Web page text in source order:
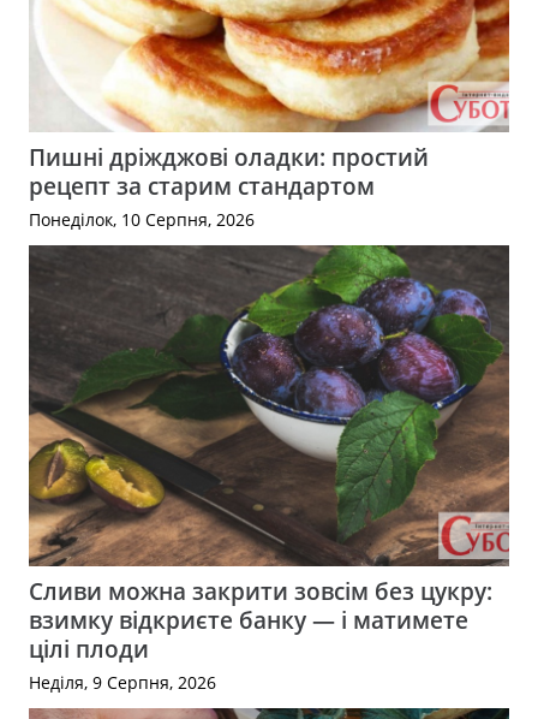
Пишні дріжджові оладки: простий
рецепт за старим стандартом
Понеділок, 10 Серпня, 2026
Сливи можна закрити зовсім без цукру:
взимку відкриєте банку — і матимете
цілі плоди
Неділя, 9 Серпня, 2026